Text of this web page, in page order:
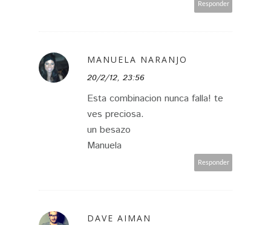
Responder
MANUELA NARANJO
20/2/12, 23:56
Esta combinacion nunca falla! te
ves preciosa.
un besazo
Manuela
Responder
DAVE AIMAN